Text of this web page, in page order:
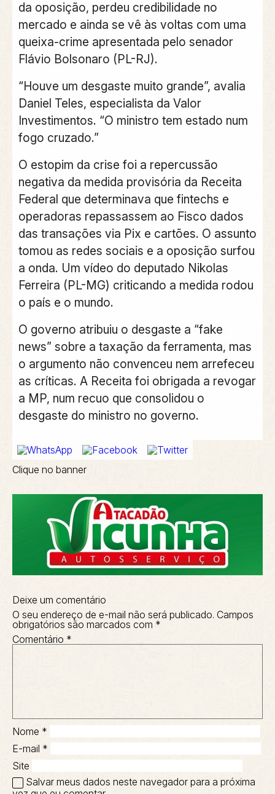
da oposição, perdeu credibilidade no
mercado e ainda se vê às voltas com uma
queixa-crime apresentada pelo senador
Flávio Bolsonaro (PL-RJ).
“Houve um desgaste muito grande”, avalia
Daniel Teles, especialista da Valor
Investimentos. “O ministro tem estado num
fogo cruzado.”
O estopim da crise foi a repercussão
negativa da medida provisória da Receita
Federal que determinava que fintechs e
operadoras repassassem ao Fisco dados
das transações via Pix e cartões. O assunto
tomou as redes sociais e a oposição surfou
a onda. Um vídeo do deputado Nikolas
Ferreira (PL-MG) criticando a medida rodou
o país e o mundo.
O governo atribuiu o desgaste a “fake
news” sobre a taxação da ferramenta, mas
o argumento não convenceu nem arrefeceu
as críticas. A Receita foi obrigada a revogar
a MP, num recuo que consolidou o
desgaste do ministro no governo.
Clique no banner
Deixe um comentário
O seu endereço de e-mail não será publicado. Campos
obrigatórios são marcados com *
Comentário *
Nome *
E-mail *
Site
Salvar meus dados neste navegador para a próxima